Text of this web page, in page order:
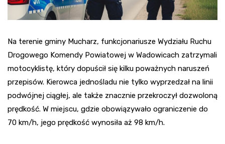
Na terenie gminy Mucharz, funkcjonariusze Wydziału Ruchu
Drogowego Komendy Powiatowej w Wadowicach zatrzymali
motocyklistę, który dopuścił się kilku poważnych naruszeń
przepisów. Kierowca jednośladu nie tylko wyprzedzał na linii
podwójnej ciągłej, ale także znacznie przekroczył dozwoloną
prędkość. W miejscu, gdzie obowiązywało ograniczenie do
70 km/h, jego prędkość wynosiła aż 98 km/h.